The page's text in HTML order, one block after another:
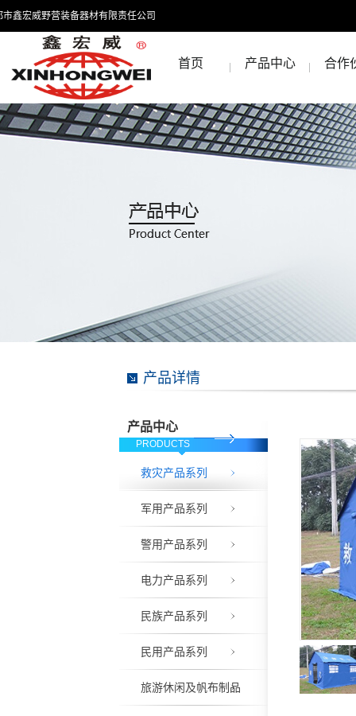
市鑫宏威野营装备器材有限责任公司
首页 产品中心 合作
产品中心
PRODUCTS
救灾产品系列
军用产品系列
警用产品系列
电力产品系列
民族产品系列
民用产品系列
旅游休闲及帆布制品
产品详情